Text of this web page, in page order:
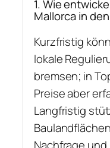
1. Wie
Mallorca in
Kurzfristig
lokale
bremsen; in
Preise aber
Langfristig
Nachfrage